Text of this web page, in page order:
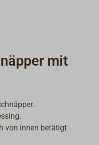
mit
von innen betätigt